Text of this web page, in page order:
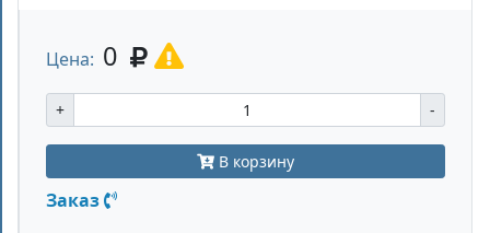
Цена: 0
+ -
В корзину
Заказ